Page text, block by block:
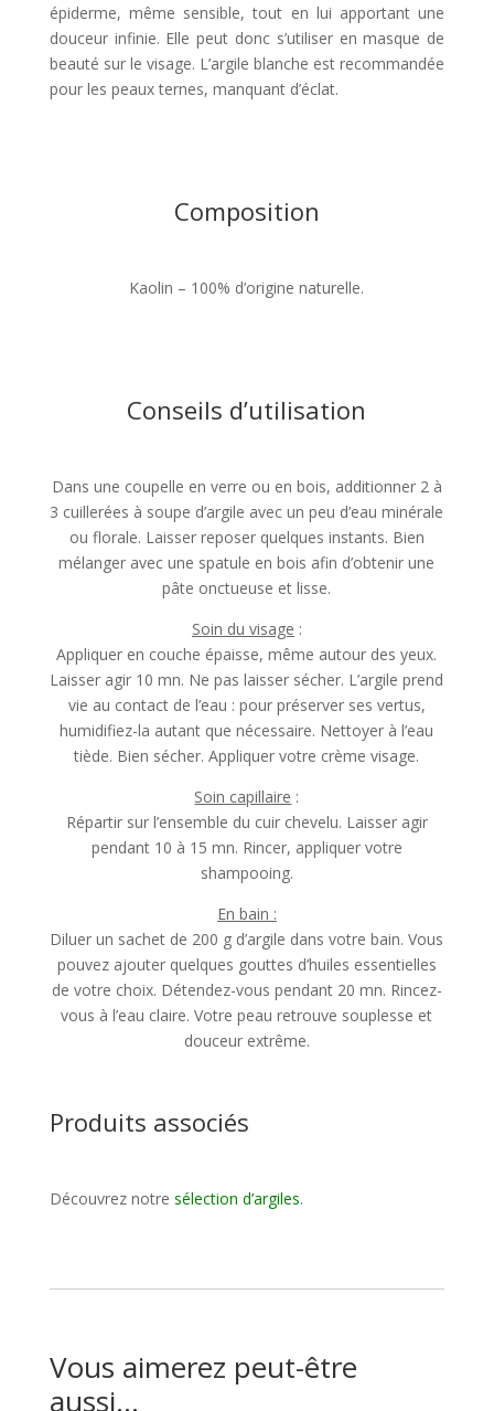
épiderme, même sensible, tout en lui apportant une
douceur infinie. Elle peut donc s’utiliser en masque de
beauté sur le visage. L’argile blanche est recommandée
pour les peaux ternes, manquant d’éclat.
Composition
Kaolin – 100% d’origine naturelle.
Conseils d’utilisation
Dans une coupelle en verre ou en bois, additionner 2 à
3 cuillerées à soupe d’argile avec un peu d’eau minérale
ou florale. Laisser reposer quelques instants. Bien
mélanger avec une spatule en bois afin d’obtenir une
pâte onctueuse et lisse.
Soin du visage :
Appliquer en couche épaisse, même autour des yeux.
Laisser agir 10 mn. Ne pas laisser sécher. L’argile prend
vie au contact de l’eau : pour préserver ses vertus,
humidifiez-la autant que nécessaire. Nettoyer à l’eau
tiède. Bien sécher. Appliquer votre crème visage.
Soin capillaire :
Répartir sur l’ensemble du cuir chevelu. Laisser agir
pendant 10 à 15 mn. Rincer, appliquer votre
shampooing.
En bain :
Diluer un sachet de 200 g d’argile dans votre bain. Vous
pouvez ajouter quelques gouttes d’huiles essentielles
de votre choix. Détendez-vous pendant 20 mn. Rincez-
vous à l’eau claire. Votre peau retrouve souplesse et
douceur extrême.
Produits associés
Découvrez notre sélection d’argiles.
Vous aimerez peut-être
aussi…